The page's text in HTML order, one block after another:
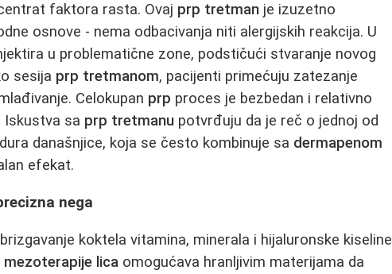
faktora rasta. Ovaj prp tretman je izuzetno
osnove - nema odbacivanja niti alergijskih reakcija. U
u problematične zone, podstičući stvaranje novog
sesija prp tretmanom, pacijenti primećuju zatezanje
Celokupan prp proces je bezbedan i relativno
Iskustva sa prp tretmanu potvrđuju da je reč o jednoj od
današnjice, koja se često kombinuje sa dermapenom
efekat.
nega
koktela vitamina, minerala i hijaluronske kiseline
mezoterapije lica omogućava hranljivim materijama da